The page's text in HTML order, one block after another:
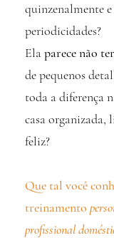
quinzenalmente
periodicidades?
Elaparece não
de pequenos
toda a diferença
casa organizada,
feliz?
Que tal você
treinamento
profissional